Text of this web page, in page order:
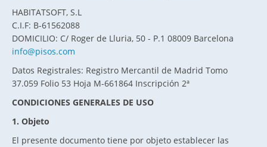
HABITATSOFT, S.L
C.I.F: B-61562088
DOMICILIO: C/ Roger de Lluria, 50 - P.1 08009 Barcelona
info@pisos.com
Datos Registrales: Registro Mercantil de Madrid Tomo
37.059 Folio 53 Hoja M-661864 Inscripción 2ª
CONDICIONES GENERALES DE USO
1. Objeto
El presente documento tiene por objeto establecer las